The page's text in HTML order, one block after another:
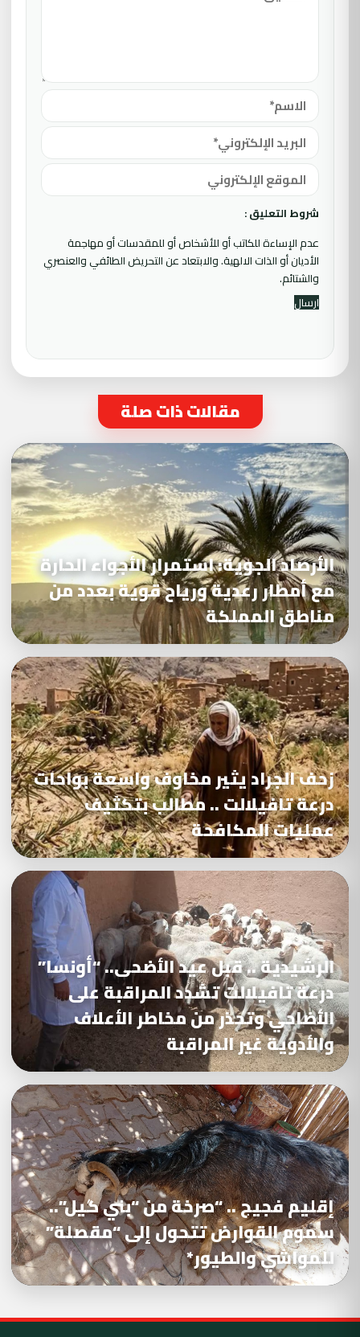
شروط التعليق :
عدم الإساءة للكاتب أو للأشخاص أو للمقدسات أو مهاجمة
الأديان أو الذات الالهية. والابتعاد عن التحريض الطائفي والعنصري
والشتائم.
مقالات ذات صلة
الأرصاد الجوية: استمرار الأجواء الحارة
مع أمطار رعدية ورياح قوية بعدد من
مناطق المملكة
زحف الجراد يثير مخاوف واسعة بواحات
درعة تافيلالت .. مطالب بتكثيف
عمليات المكافحة
الرشيدية .. قبل عيد الأضحى.. “أونسا”
درعة تافيلالت تشدد المراقبة على
الأضاحي وتحذر من مخاطر الأعلاف
والأدوية غير المراقبة
إقليم فجيج .. “صرخة من “بني گيل”..
سموم القوارض تتحول إلى “مقصلة”
للمواشي والطيور*